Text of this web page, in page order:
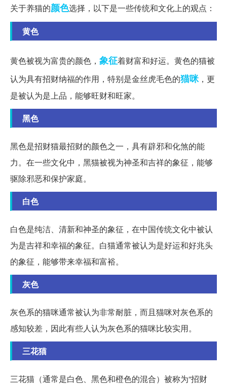
关于养猫的颜色选择，以下是一些传统和文化上的观点：
黄色
黄色被视为富贵的颜色， 象征着财富和好运。黄色的猫被
认为具有招财纳福的作用，特别是金丝虎毛色的猫咪，更
是被认为是上品，能够旺财和旺家。
黑色
黑色是招财猫最招财的颜色之一，具有辟邪和化煞的能
力。在一些文化中，黑猫被视为神圣和吉祥的象征，能够
驱除邪恶和保护家庭。
白色
白色是纯洁、清新和神圣的象征，在中国传统文化中被认
为是吉祥和幸福的象征。白猫通常被认为是好运和好兆头
的象征，能够带来幸福和富裕。
灰色
灰色系的猫咪通常被认为非常耐脏，而且猫咪对灰色系的
感知较差，因此有些人认为灰色系的猫咪比较实用。
三花猫
三花猫（通常是白色、黑色和橙色的混合）被称为“招财